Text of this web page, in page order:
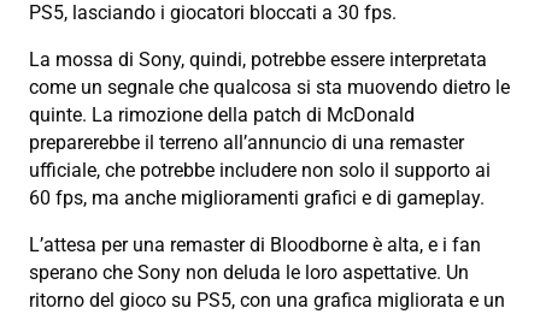
PS5, lasciando i giocatori bloccati a 30 fps.
La mossa di Sony, quindi, potrebbe essere interpretata
come un segnale che qualcosa si sta muovendo dietro le
quinte. La rimozione della patch di McDonald
preparerebbe il terreno all’annuncio di una remaster
ufficiale, che potrebbe includere non solo il supporto ai
60 fps, ma anche miglioramenti grafici e di gameplay.
L’attesa per una remaster di Bloodborne è alta, e i fan
sperano che Sony non deluda le loro aspettative. Un
ritorno del gioco su PS5, con una grafica migliorata e un